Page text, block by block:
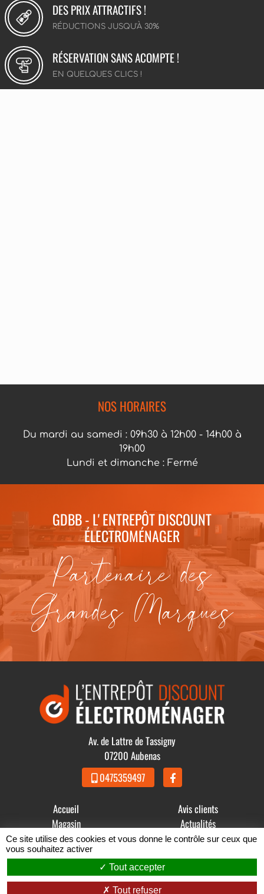
DES PRIX ATTRACTIFS !
RÉDUCTIONS JUSQU'À 30%
RÉSERVATION SANS ACOMPTE !
EN QUELQUES CLICS !
NOS HORAIRES
Du mardi au samedi : 09h30 à 12h00 - 14h00 à
19h00
Lundi et dimanche : Fermé
GDBB - L' ENTREPÔT DISCOUNT
ÉLECTROMÉNAGER
Partenaire des
Grandes Marques
Av. de Lattre de Tassigny
07200 Aubenas
0475359497
Accueil
Magasin
Produits
Avis clients
Actualités
Contact
© 2021 - 2026 GDBB - L' Entrepôt Discount Électroménager -
Mentions légales-Conditions Générales de Vente
Ce site utilise des cookies et vous donne le contrôle sur ceux que
vous souhaitez activer
Tout accepter
Tout refuser